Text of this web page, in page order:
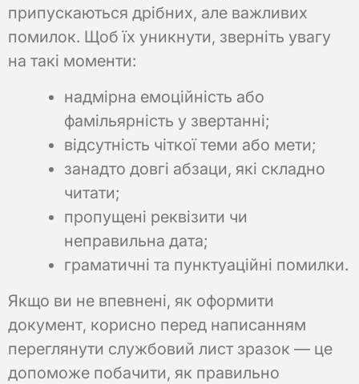
припускаються дрібних, але важливих
помилок. Щоб їх уникнути, зверніть увагу
на такі моменти:
надмірна емоційність або
фамільярність у звертанні;
відсутність чіткої теми або мети;
занадто довгі абзаци, які складно
читати;
пропущені реквізити чи
неправильна дата;
граматичні та пунктуаційні помилки.
Якщо ви не впевнені, як оформити
документ, корисно перед написанням
переглянути службовий лист зразок — це
допоможе побачити, як правильно